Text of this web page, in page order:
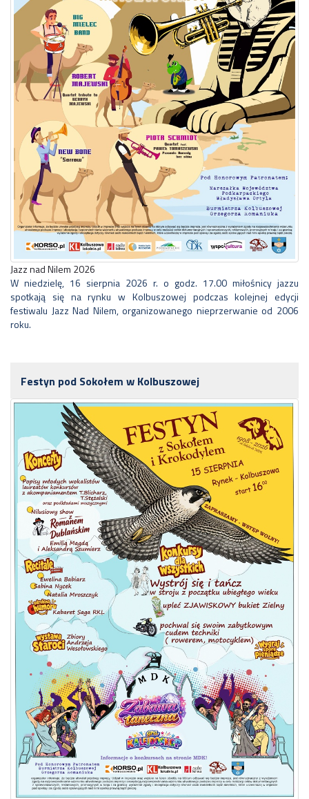
Jazz nad Nilem 2026
W niedzielę, 16 sierpnia 2026 r. o godz. 17.00 miłośnicy jazzu
spotkają się na rynku w Kolbuszowej podczas kolejnej edycji
festiwalu Jazz Nad Nilem, organizowanego nieprzerwanie od 2006
roku.
Festyn pod Sokołem w Kolbuszowej